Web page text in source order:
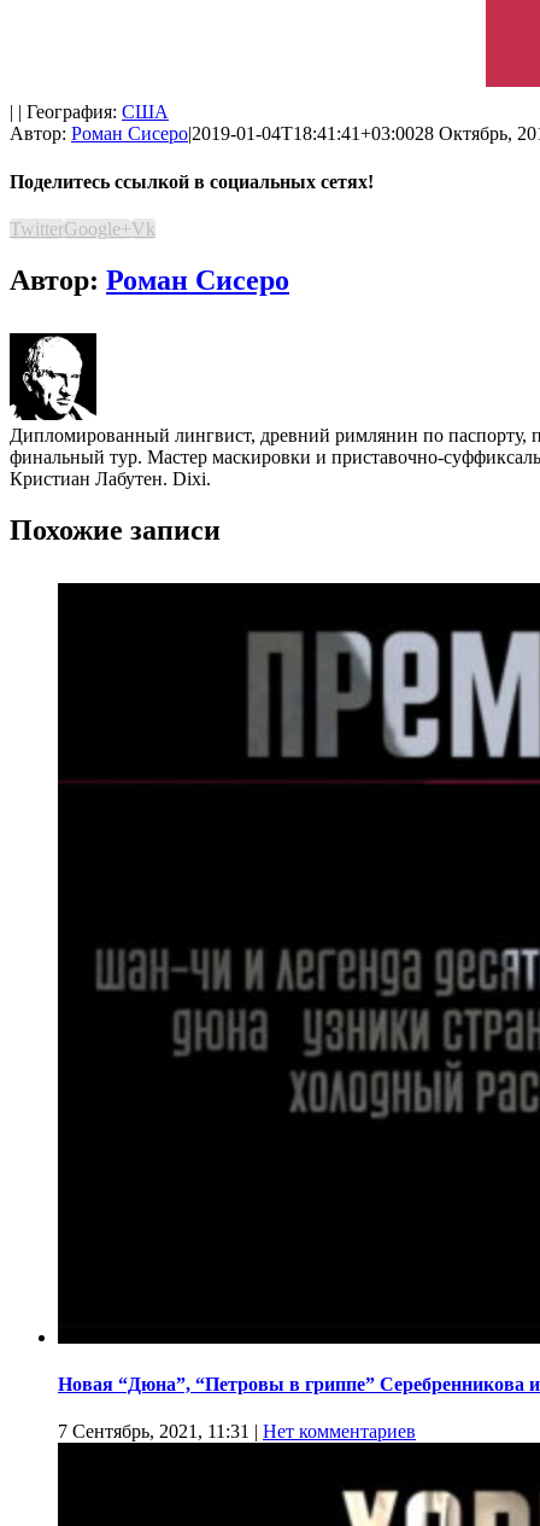
| | География: США
Автор: Роман Сисеро|2019-01-04T18:41:41+03:0028 Октябрь,
Поделитесь ссылкой в социальных сетях!
TwitterGoogle+Vk
Автор: Роман Сисеро
Дипломированный лингвист, древний римлянин по паспорту,
финальный тур. Мастер маскировки и приставочно-
Кристиан Лабутен. Dixi.
Похожие записи
Новая “Дюна”, “Петровы в гриппе” Серебренникова
7 Сентябрь, 2021, 11:31 | Нет комментариев